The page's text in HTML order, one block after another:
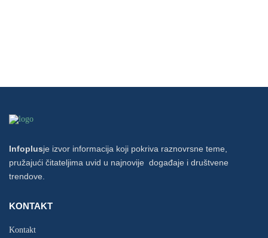
Infoplusje izvor informacija koji pokriva raznovrsne teme,
pružajući čitateljima uvid u najnovije događaje i društvene
trendove.
KONTAKT
Kontakt